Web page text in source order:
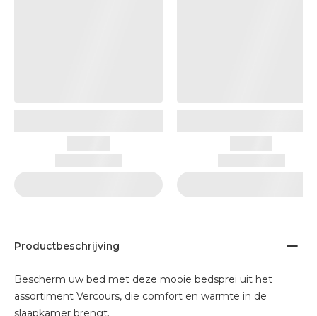
Productbeschrijving
Bescherm uw bed met deze mooie bedsprei uit het
assortiment Vercours, die comfort en warmte in de
slaapkamer brengt.